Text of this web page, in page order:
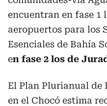
encuentran en fase 1
aeropuertos para los
Esenciales de Bahía
en fase 2 los de
El Plan Plurianual de
en el Chocó estima